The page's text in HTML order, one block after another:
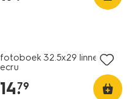
fotoboek 32.5x29 linnen
ecru
14.
79